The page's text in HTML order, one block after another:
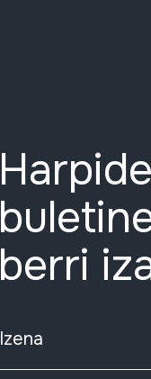
berri
Izena